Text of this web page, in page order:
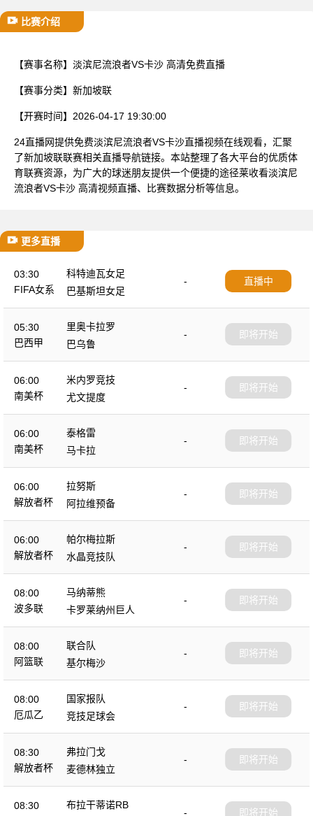
比赛介绍
【赛事名称】 淡滨尼流浪者VS卡沙 高清免费直播
【赛事分类】 新加坡联
【开赛时间】 2026-04-17 19:30:00
24直播网提供免费淡滨尼流浪者VS卡沙直播视频在线观看，汇聚
了新加坡联联赛相关直播导航链接。本站整理了各大平台的优质体
育联赛资源，为广大的球迷朋友提供一个便捷的途径莱收看淡滨尼
流浪者VS卡沙 高清视频直播、比赛数据分析等信息。
更多直播
03:30
FIFA女系
科特迪瓦女足
-
巴基斯坦女足
直播中
05:30
巴西甲
里奥卡拉罗
-
巴乌鲁
即将开始
06:00
南美杯
米内罗竞技
-
尤文提度
即将开始
06:00
南美杯
泰格雷
-
马卡拉
即将开始
06:00
解放者杯
拉努斯
-
阿拉维预备
即将开始
06:00
解放者杯
帕尔梅拉斯
-
水晶竞技队
即将开始
08:00
波多联
马纳蒂熊
-
卡罗莱纳州巨人
即将开始
08:00
阿篮联
联合队
-
基尔梅沙
即将开始
08:00
厄瓜乙
国家报队
-
竞技足球会
即将开始
08:30
解放者杯
弗拉门戈
-
麦德林独立
即将开始
08:30
布拉干蒂诺RB
- 即将开始